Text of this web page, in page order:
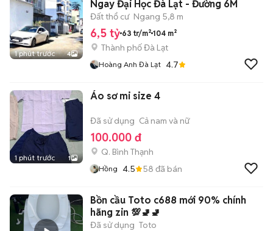
1 phút trước 4
Ngay Đại Học Đà Lạt - Đường 6M
Đất thổ cư Ngang 5,8 m
6,5 tỷ 63 tr/m² 104 m²
Thành phố Đà Lạt
Hoàng Anh Đà Lạt 4.7
1 phút trước 1
Áo sơ mi size 4
Đã sử dụng Cả nam và nữ
100.000 đ
Q. Bình Thạnh
Hồng 4.5 58 đã bán
Bồn cầu Toto c688 mới 90% chính
hãng zin 💯🚽🚽
Đã sử dụng Toto